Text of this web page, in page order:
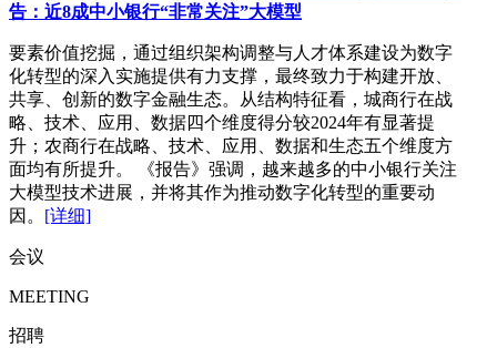
告：近8成中小银行“非常关注”大模型
要素价值挖掘，通过组织架构调整与人才体系建设为数字
化转型的深入实施提供有力支撑，最终致力于构建开放、
共享、创新的数字金融生态。从结构特征看，城商行在战
略、技术、应用、数据四个维度得分较2024年有显著提
升；农商行在战略、技术、应用、数据和生态五个维度方
面均有所提升。 《报告》强调，越来越多的中小银行关注
大模型技术进展，并将其作为推动数字化转型的重要动
因。 [详细]
会议
MEETING
招聘